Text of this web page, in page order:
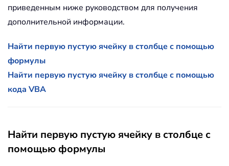
приведенным ниже руководством для получения
дополнительной информации.
Найти первую пустую ячейку в столбце с помощью
формулы
Найти первую пустую ячейку в столбце с помощью
кода VBA
Найти первую пустую ячейку в столбце с
помощью формулы